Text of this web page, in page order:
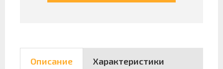
Описание Характеристики